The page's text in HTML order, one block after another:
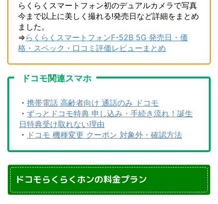
らくらくスマートフォン初のデュアルカメラで写真
今まで以上に美しく撮れる!発売日など詳細をまとめ
ました。
⇒らくらくスマートフォンF-52B 5G 発売日・価
格・スペック・口コミ評価レビューまとめ
ドコモ関連スマホ
・ 携帯電話 高齢者向け 通話のみ ドコモ
・ ずっとドコモ特典 申し込み・手続き流れ！誕生
日特典受け取れない理由
・ ドコモ 機種変更 クーポン 対象外・確認方法
ドコモらくらくホンの料金プラン